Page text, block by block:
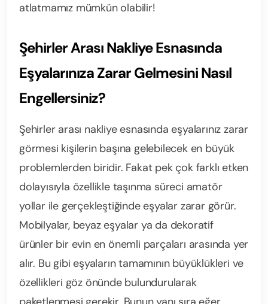
atlatmamız mümkün olabilir!
Şehirler Arası Nakliye Esnasında
Eşyalarınıza Zarar Gelmesini Nasıl
Engellersiniz?
Şehirler arası nakliye esnasında eşyalarınız zarar
görmesi kişilerin başına gelebilecek en büyük
problemlerden biridir. Fakat pek çok farklı etken
dolayısıyla özellikle taşınma süreci amatör
yollar ile gerçekleştiğinde eşyalar zarar görür.
Mobilyalar, beyaz eşyalar ya da dekoratif
ürünler bir evin en önemli parçaları arasında yer
alır. Bu gibi eşyaların tamamının büyüklükleri ve
özellikleri göz önünde bulundurularak